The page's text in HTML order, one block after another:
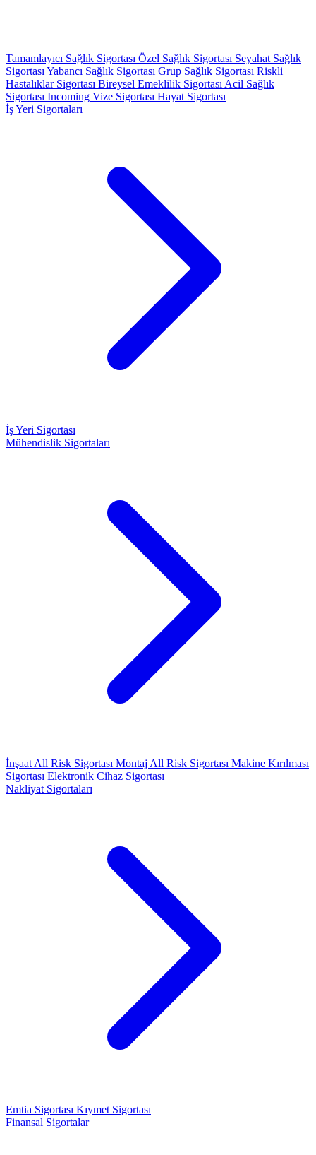
Tamamlayıcı Sağlık Sigortası Özel Sağlık Sigortası Seyahat Sağlık
Sigortası Yabancı Sağlık Sigortası Grup Sağlık Sigortası Riskli
Hastalıklar Sigortası Bireysel Emeklilik Sigortası Acil Sağlık
Sigortası Incoming Vize Sigortası Hayat Sigortası
İş Yeri Sigortaları
İş Yeri Sigortası
Mühendislik Sigortaları
İnşaat All Risk Sigortası Montaj All Risk Sigortası Makine Kırılması
Sigortası Elektronik Cihaz Sigortası
Nakliyat Sigortaları
Emtia Sigortası Kıymet Sigortası
Finansal Sigortalar